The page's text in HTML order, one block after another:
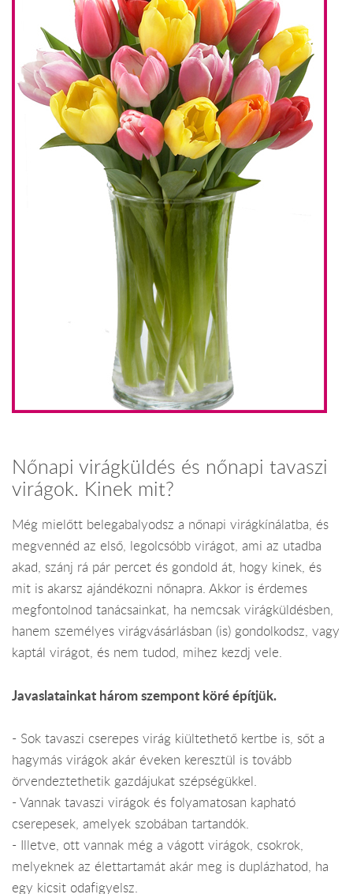
Nőnapi virágküldés és nőnapi tavaszi
virágok. Kinek mit?
Még mielőtt belegabalyodsz a nőnapi virágkínálatba, és
megvennéd az első, legolcsóbb virágot, ami az utadba
akad, szánj rá pár percet és gondold át, hogy kinek, és
mit is akarsz ajándékozni nőnapra. Akkor is érdemes
megfontolnod tanácsainkat, ha nemcsak virágküldésben,
hanem személyes virágvásárlásban (is) gondolkodsz, vagy
kaptál virágot, és nem tudod, mihez kezdj vele.
Javaslatainkat három szempont köré építjük.
- Sok tavaszi cserepes virág kiültethető kertbe is, sőt a
hagymás virágok akár éveken keresztül is tovább
örvendeztethetik gazdájukat szépségükkel.
- Vannak tavaszi virágok és folyamatosan kapható
cserepesek, amelyek szobában tartandók.
- Illetve, ott vannak még a vágott virágok, csokrok,
melyeknek az élettartamát akár meg is duplázhatod, ha
egy kicsit odafigyelsz.